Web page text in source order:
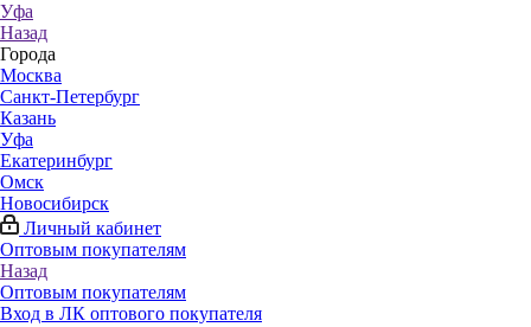
Уфа
Назад
Города
Москва
Санкт-Петербург
Казань
Уфа
Екатеринбург
Омск
Новосибирск
Личный кабинет
Оптовым покупателям
Назад
Оптовым покупателям
Вход в ЛК оптового покупателя